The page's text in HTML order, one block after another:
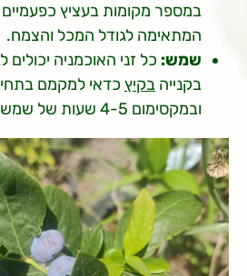
במספר מקומות בעציץ
המתאימה לגודל המכל והצמח.
שמש: כל זני האוכמניה
בקנייה בקיץ כדאי למקמם
ובמקסימום 4-5 שעות של שמש ישירה.